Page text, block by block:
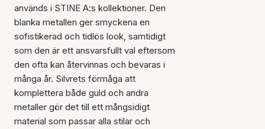
används i STINE A:s kollektioner. Den
blanka metallen ger smyckena en
sofistikerad och tidlös look, samtidigt
som den är ett ansvarsfullt val eftersom
den ofta kan återvinnas och bevaras i
många år. Silvrets förmåga att
komplettera både guld och andra
metaller gör det till ett mångsidigt
material som passar alla stilar och